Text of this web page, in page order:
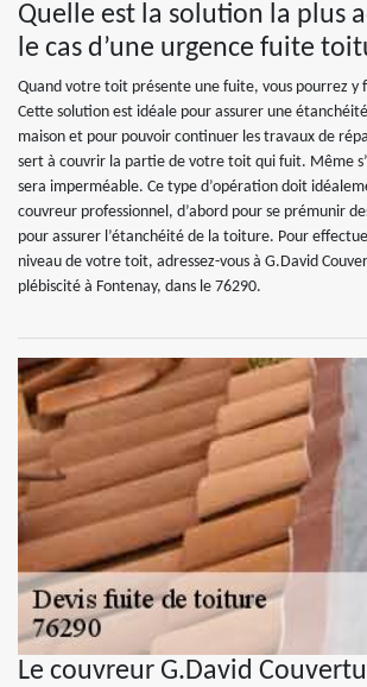
Quelle est la solution la plus
le cas d’une urgence fuite
Quand votre toit présente une fuite, vous pourrez y
Cette solution est idéale pour assurer une
maison et pour pouvoir continuer les travaux de
sert à couvrir la partie de votre toit qui fuit. Même
sera imperméable. Ce type d’opération doit
couvreur professionnel, d’abord pour se prémunir
pour assurer l’étanchéité de la toiture. Pour
niveau de votre toit, adressez-vous à G.David
plébiscité à Fontenay, dans le 76290.
Le couvreur G.David